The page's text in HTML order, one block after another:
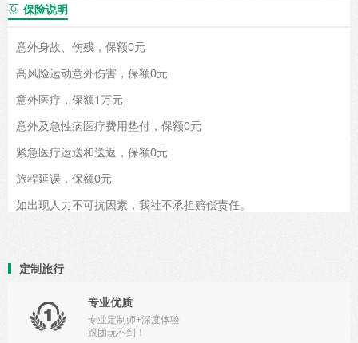
 保险说明
意外身故、伤残，保额0元
高风险运动意外伤害，保额0元
意外医疗，保额1万元
意外及急性病医疗费用垫付，保额0元
紧急医疗运送和送返，保额0元
旅程延误，保额0元
如出现人力不可抗因素，我社不承担赔偿责任。
定制旅行
 专业优质
专业定制师+深度体验
跟团玩不到！